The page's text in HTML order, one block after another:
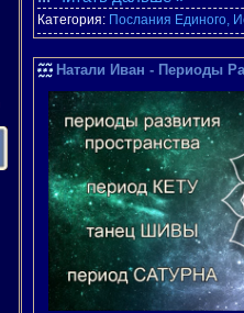
Категория: Послания Единого,
Натали Иван - Периоды